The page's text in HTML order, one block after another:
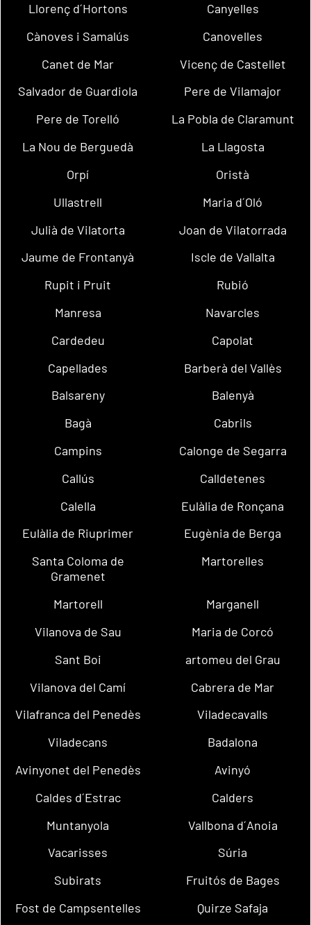
Llorenç d´Hortons
Canyelles
Cànoves i Samalús
Canovelles
Canet de Mar
Vicenç de Castellet
Salvador de Guardiola
Pere de Vilamajor
Pere de Torelló
La Pobla de Claramunt
La Nou de Berguedà
La Llagosta
Orpí
Oristà
Ullastrell
Maria d´Oló
Julià de Vilatorta
Joan de Vilatorrada
Jaume de Frontanyà
Iscle de Vallalta
Rupit i Pruit
Rubió
Manresa
Navarcles
Cardedeu
Capolat
Capellades
Barberà del Vallès
Balsareny
Balenyà
Bagà
Cabrils
Campins
Calonge de Segarra
Callús
Calldetenes
Calella
Eulàlia de Ronçana
Eulàlia de Riuprimer
Eugènia de Berga
Santa Coloma de
Gramenet
Martorelles
Martorell
Marganell
Vilanova de Sau
Maria de Corcó
Sant Boi
artomeu del Grau
Vilanova del Camí
Cabrera de Mar
Vilafranca del Penedès
Viladecavalls
Viladecans
Badalona
Avinyonet del Penedès
Avinyó
Caldes d´Estrac
Calders
Muntanyola
Vallbona d´Anoia
Vacarisses
Súria
Subirats
Fruitós de Bages
Fost de Campsentelles
Quirze Safaja